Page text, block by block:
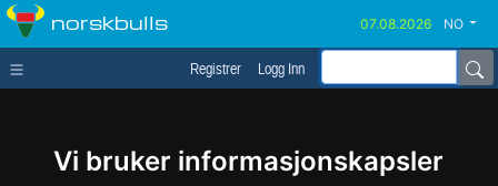
Vi bruker informasjonskapsler
norskbulls NO
Registrer Logg Inn